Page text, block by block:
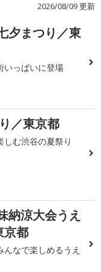
2026/08/09 更新
夕まつり／東
いっぱいに登場
／東京都
しむ渋谷の夏祭り
納涼大会うえ
京都
なで楽しめるうえ